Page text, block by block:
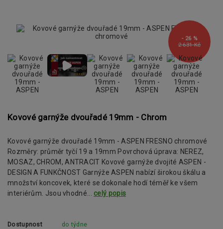
2 631 Kč
- 26 %
Kovové garnýže dvouřadé 19mm - Chrom
Kovové garnýže dvouřadé 19mm - ASPEN FRESNO chromové
Rozměry: průměr tyčí 19 a 19mm Povrchová úprava: NEREZ,
MOSAZ, CHROM, ANTRACIT Kovové garnýže dvojité ASPEN -
DESIGN A FUNKČNOST Garnýže ASPEN nabízí širokou škálu a
množství koncovek, které se dokonale hodí téměř ke všem
interiérům. Jsou vhodné... celý popis
Dostupnost do týdne